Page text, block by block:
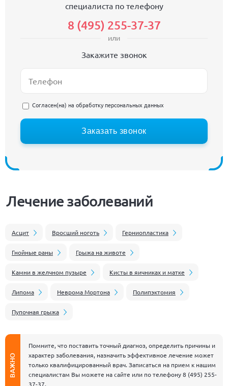
специалиста по телефону
8 (495) 255-37-37
или
Закажите звонок
Согласен(на) на обработку персональных данных
Заказать звонок
Лечение заболеваний
Асцит Вросший ноготь Герниопластика
Гнойные раны Грыжа на животе
Камни в желчном пузыре Кисты в яичниках и матке
Липома Неврома Мортона Полипэктомия
Пупочная грыжа
ВАЖНО
Помните, что поставить точный диагноз, определить причины и
характер заболевания, назначить эффективное лечение может
только квалифицированный врач. Записаться на прием к нашим
специалистам Вы можете на сайте или по телефону8 (495) 255-
37-37.